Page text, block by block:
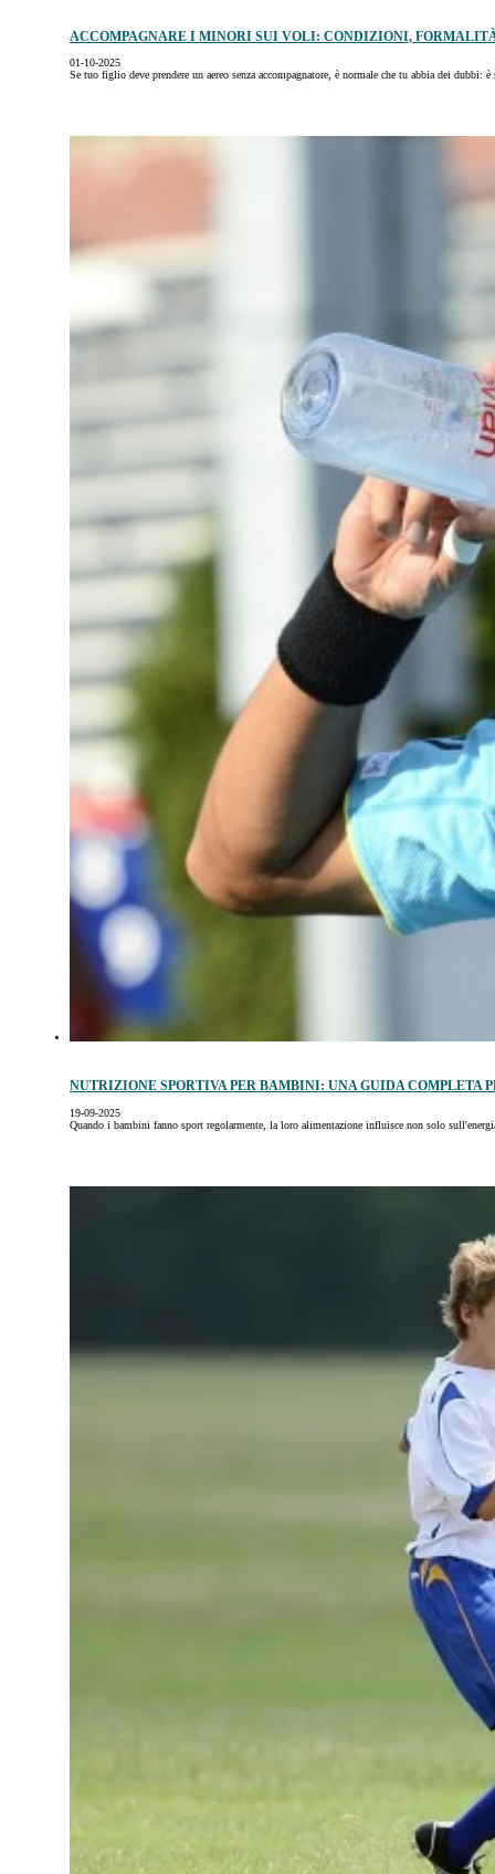
ACCOMPAGNARE I MINORI SUI VOLI: CONDIZIONI,
01-10-2025
Se tuo figlio deve prendere un aereo senza accompagnatore, è normale che tu abbia dei dubbi:
NUTRIZIONE SPORTIVA PER BAMBINI: UNA GUIDA COMPLETA
19-09-2025
Quando i bambini fanno sport regolarmente, la loro alimentazione influisce non solo